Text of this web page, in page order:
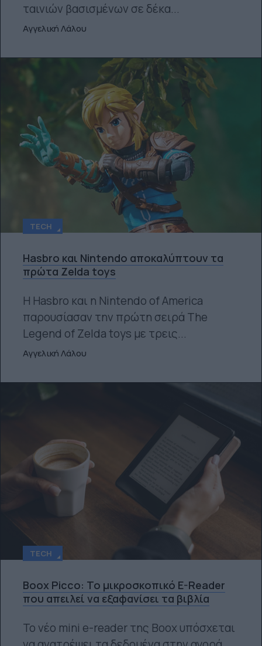
ταινιών βασισμένων σε δέκα...
Αγγελική Λάλου
TECH
Hasbro και Nintendo αποκαλύπτουν τα
πρώτα Zelda toys
Η Hasbro και η Nintendo of America
παρουσίασαν την πρώτη σειρά The
Legend of Zelda toys με τρεις...
Αγγελική Λάλου
TECH
Boox Picco: Το μικροσκοπικό E-Reader
που απειλεί να εξαφανίσει τα βιβλία
Το νέο mini e-reader της Boox υπόσχεται